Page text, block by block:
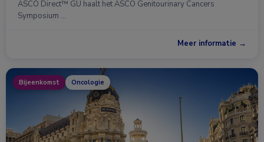
ASCO Direct™ GU haalt het ASCO Genitourinary Cancers
Symposium …
Meer informatie →
Bijeenkomst Oncologie